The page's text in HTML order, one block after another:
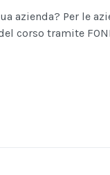
azienda? Per le
corso tramite